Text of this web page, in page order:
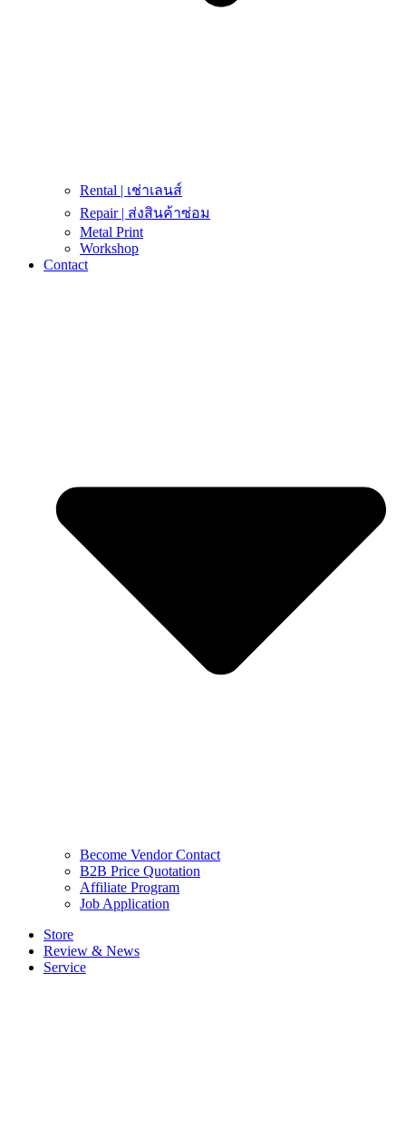
Rental | เช่าเลนส์
Repair | ส่งสินค้าซ่อม
Metal Print
Workshop
Contact
Become Vendor Contact
B2B Price Quotation
Affiliate Program
Job Application
Store
Review & News
Service